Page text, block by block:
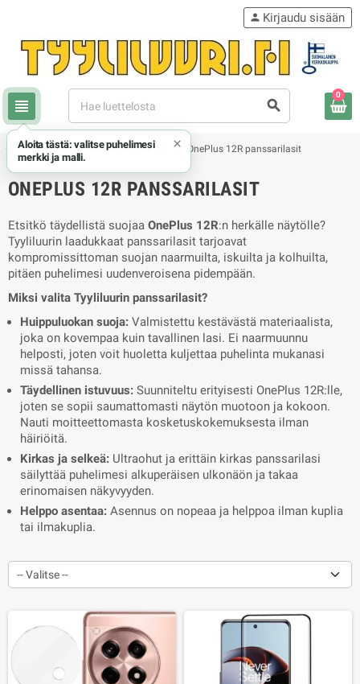
view_headline search
person Kirjaudu sisään
0
chevron_rightOnePlus chevron_rightOnePlus 12R kuoret chevron_right OnePlus 12R panssarilasit
ONEPLUS 12R PANSSARILASIT
Etsitkö täydellistä suojaa OnePlus 12R:n herkälle näytölle?
Tyyliluurin laadukkaat panssarilasit tarjoavat
kompromissittoman suojan naarmuilta, iskuilta ja kolhuilta,
pitäen puhelimesi uudenveroisena pidempään.
Miksi valita Tyyliluurin panssarilasit?
Huippuluokan suoja: Valmistettu kestävästä materiaalista,
joka on kovempaa kuin tavallinen lasi. Ei naarmuunnu
helposti, joten voit huoletta kuljettaa puhelinta mukanasi
missä tahansa.
Täydellinen istuvuus: Suunniteltu erityisesti OnePlus 12R:lle,
joten se sopii saumattomasti näytön muotoon ja kokoon.
Nauti moitteettomasta kosketuskokemuksesta ilman
häiriöitä.
Kirkas ja selkeä: Ultraohut ja erittäin kirkas panssarilasi
säilyttää puhelimesi alkuperäisen ulkonäön ja takaa
erinomaisen näkyvyyden.
Helppo asentaa: Asennus on nopeaa ja helppoa ilman kuplia
tai ilmakuplia.
-- Valitse --
Aloita tästä: valitse puhelimesi
merkki ja malli.
×